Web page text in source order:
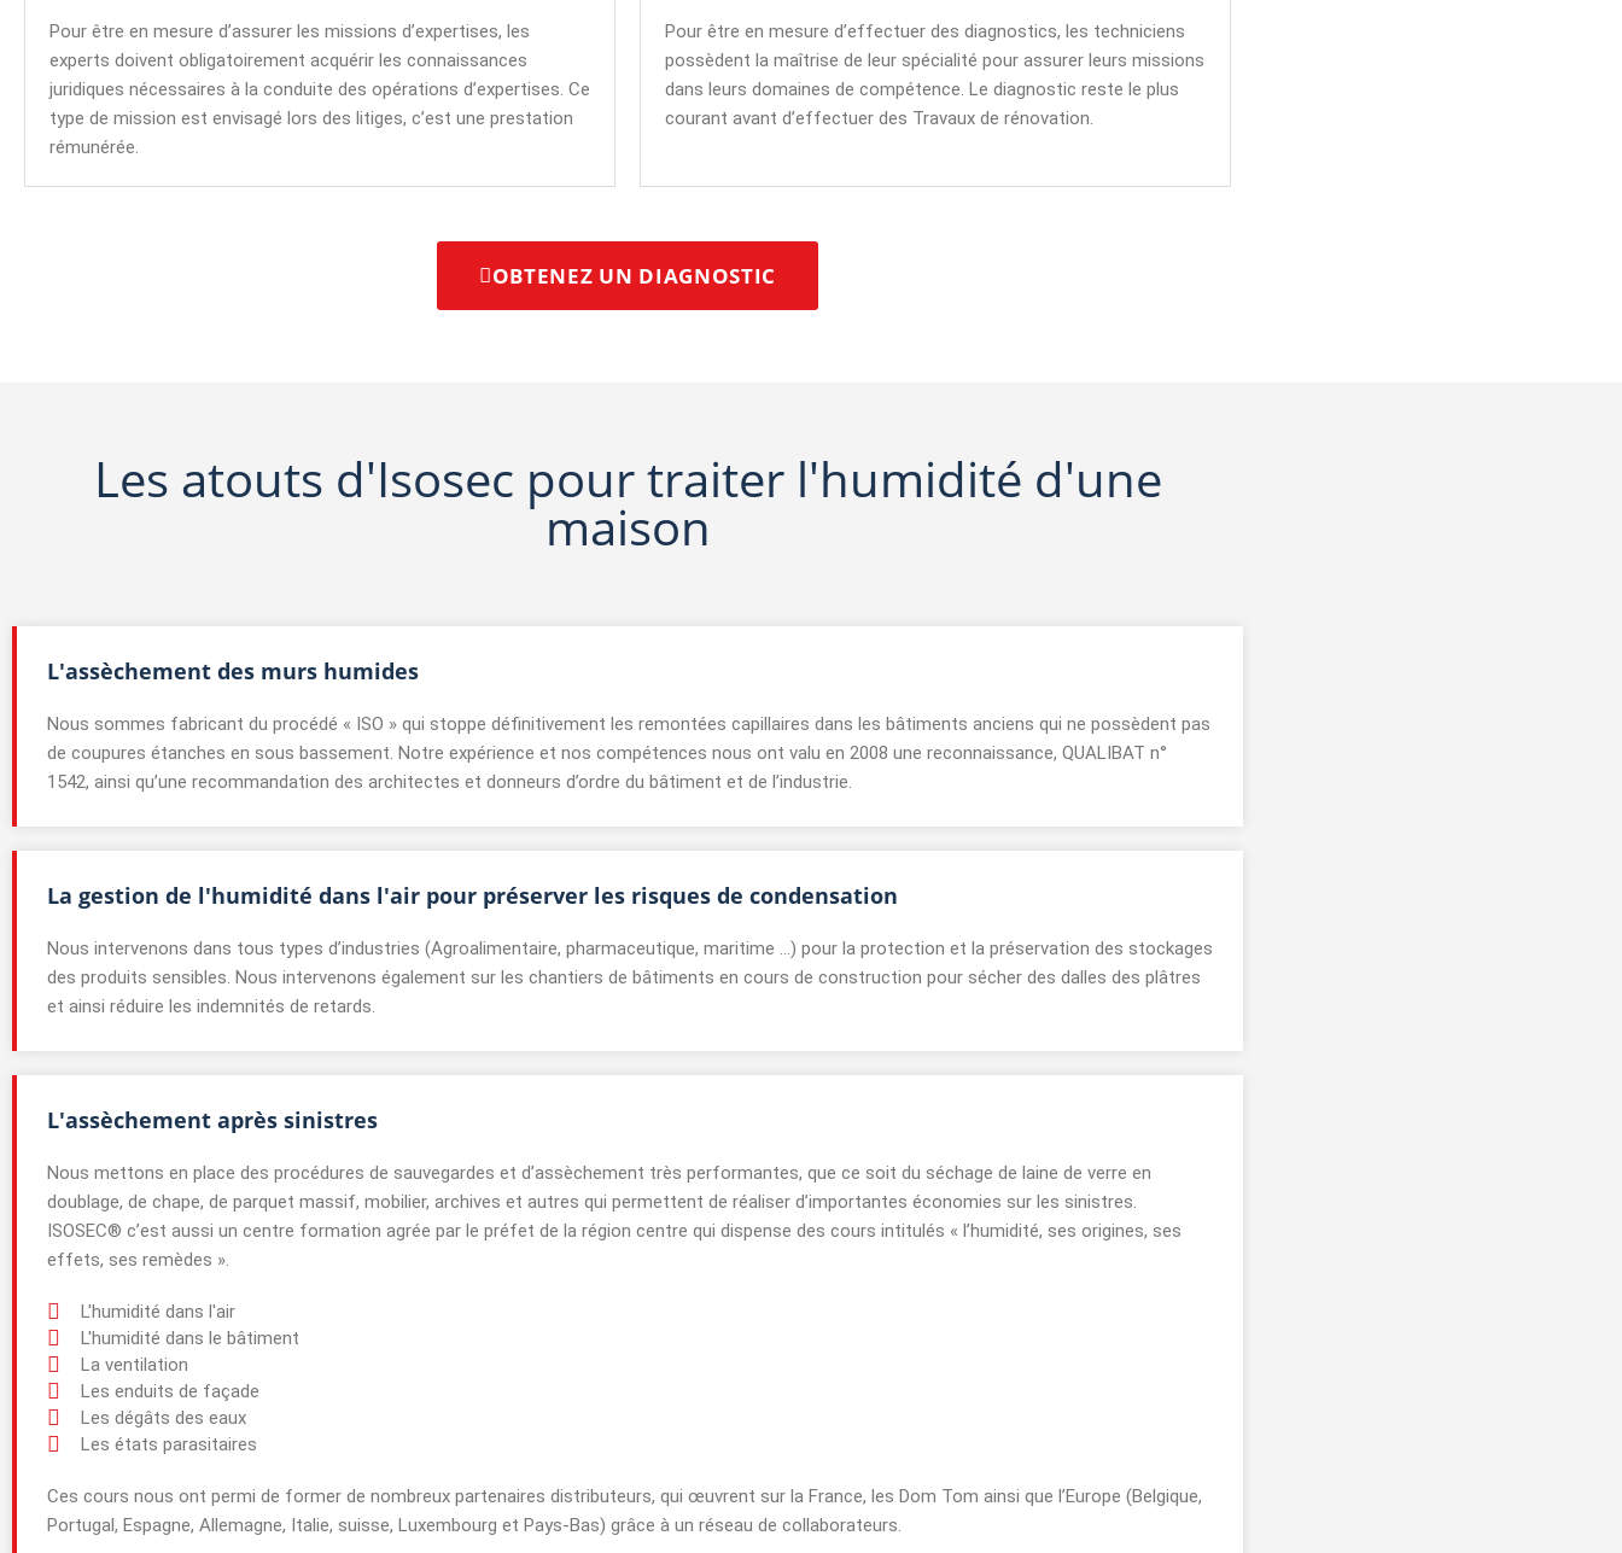
Pour être en mesure d’assurer les missions d’expertises, les
experts doivent obligatoirement acquérir les connaissances
juridiques nécessaires à la conduite des opérations d’expertises. Ce
type de mission est envisagé lors des litiges, c’est une prestation
rémunérée.
Pour être en mesure d’effectuer des diagnostics, les techniciens
possèdent la maîtrise de leur spécialité pour assurer leurs missions
dans leurs domaines de compétence. Le diagnostic reste le plus
courant avant d’effectuer des Travaux de rénovation.
OBTENEZ UN DIAGNOSTIC
Les atouts d'Isosec pour traiter l'humidité d'une
maison
L'assèchement des murs humides
Nous sommes fabricant du procédé « ISO » qui stoppe définitivement les remontées capillaires dans les bâtiments anciens qui ne possèdent pas
de coupures étanches en sous bassement. Notre expérience et nos compétences nous ont valu en 2008 une reconnaissance, QUALIBAT n°
1542, ainsi qu’une recommandation des architectes et donneurs d’ordre du bâtiment et de l’industrie.
La gestion de l'humidité dans l'air pour préserver les risques de condensation
Nous intervenons dans tous types d’industries (Agroalimentaire, pharmaceutique, maritime …) pour la protection et la préservation des stockages
des produits sensibles. Nous intervenons également sur les chantiers de bâtiments en cours de construction pour sécher des dalles des plâtres
et ainsi réduire les indemnités de retards.
L'assèchement après sinistres
Nous mettons en place des procédures de sauvegardes et d’assèchement très performantes, que ce soit du séchage de laine de verre en
doublage, de chape, de parquet massif, mobilier, archives et autres qui permettent de réaliser d’importantes économies sur les sinistres.
ISOSEC® c’est aussi un centre formation agrée par le préfet de la région centre qui dispense des cours intitulés « l’humidité, ses origines, ses
effets, ses remèdes ».
L'humidité dans l'air
L'humidité dans le bâtiment
La ventilation
Les enduits de façade
Les dégâts des eaux
Les états parasitaires
Ces cours nous ont permi de former de nombreux partenaires distributeurs, qui œuvrent sur la France, les Dom Tom ainsi que l’Europe (Belgique,
Portugal, Espagne, Allemagne, Italie, suisse, Luxembourg et Pays-Bas) grâce à un réseau de collaborateurs.